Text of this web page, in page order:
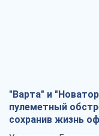
"Варта" и
пулеметный
сохранив жизнь